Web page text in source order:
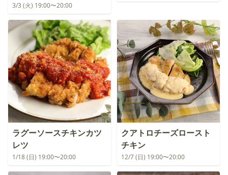
3/3 (火) 19:00〜20:00
ラグーソースチキンカツ
レツ
1/18 (日) 19:00〜20:00
クアトロチーズロースト
チキン
12/7 (日) 19:00〜20:00